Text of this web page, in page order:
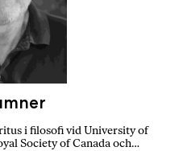
i filosofi vid University of
Society of Canada och…